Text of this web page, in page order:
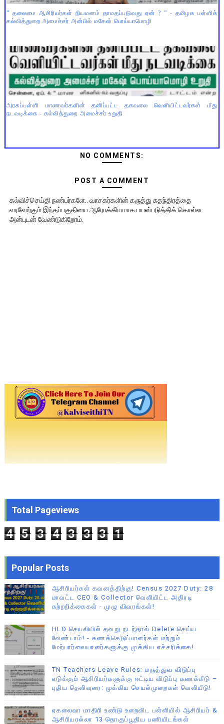
" தலைமை ஆசிரியர்கள் நியமனம் தாமதப்படுவது ஏன் ? ” - தமிழக பள்ளிக்
கல்வித்துறை அமைச்சர் அன்பில் மகேஸ் பொய்யாமொழி
அரசுப்பள்ளி மாணவர்களின் தனிப்பட்ட தகவலை வெளியிட்டவர்கள் மீது
நடவடிக்கை - கல்வித்துறை அமைச்சர் உறுதி
NO COMMENTS:
POST A COMMENT
கல்விச்செய்தி நண்பர்களே.. வாசகர்களின் கருத்து சுதந்திரத்தை
வரவேற்கும் இந்தப்பகுதியை ஆரோக்கியமாக பயன்படுத்திக் கொள்ள
அன்புடன் வேண்டுகிறோம்.
Total Pageviews
4 5 3 4 3 3 3 1
Popular Posts
ஆசிரியர்கள் கவனத்திற்கு! Census 2027 Duty: 28
மாவட்ட CEO & Collector வெளியிட்ட அதிரடி
சுற்றறிக்கைகள் - முழு விவரங்கள்!
HLO செயலியில் தவறு நடந்தால் Delete செய்ய
வேண்டாம்! - கணக்கெடுப்பாளர்கள் மற்றும்
மேற்பார்வையாளர்களுக்கு முக்கிய எச்சரிக்கை!
TN Teachers Leave Rules: மருத்துவ விடுப்பு
எடுக்கும் ஆசிரியர்களுக்கு ஈட்டிய விடுப்பு கணக்கீடு –
புதிய தெளிவுரை: முக்கிய செயல்முறைகள் வெளியீடு!
ஏகலைவா மாதிரி உண்டு உறைவிட பள்ளியில் ஆசிரியர் &
ஆசிரியரல்லா 13 தொகுப்பூதிய பணியிடங்கள்